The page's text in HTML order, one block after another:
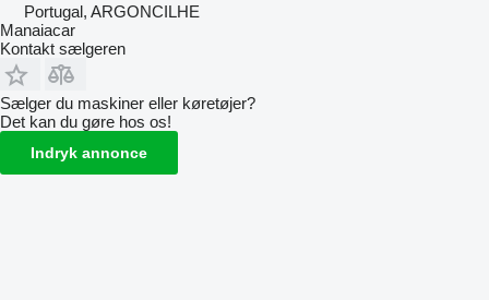
Portugal, ARGONCILHE
Manaiacar
Kontakt sælgeren
Sælger du maskiner eller køretøjer?
Det kan du gøre hos os!
Indryk annonce